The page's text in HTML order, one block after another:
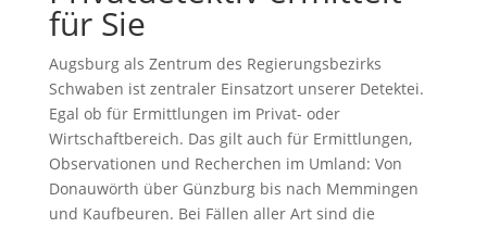
für Sie
Augsburg als Zentrum des Regierungsbezirks
Schwaben ist zentraler Einsatzort unserer Detektei.
Egal ob für Ermittlungen im Privat- oder
Wirtschaftbereich. Das gilt auch für Ermittlungen,
Observationen und Recherchen im Umland: Von
Donauwörth über Günzburg bis nach Memmingen
und Kaufbeuren. Bei Fällen aller Art sind die